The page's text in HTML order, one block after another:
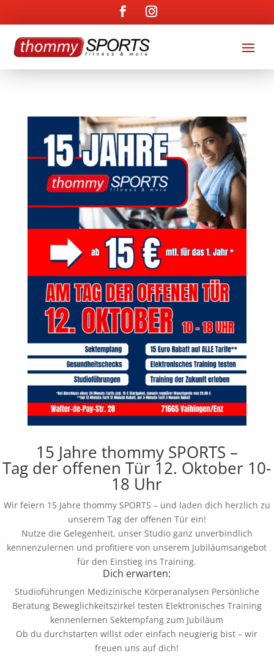
15 Jahre thommy SPORTS –
Tag der offenen Tür 12. Oktober 10-
18 Uhr
Wir feiern 15 Jahre thommy SPORTS – und laden dich herzlich zu
unserem Tag der offenen Tür ein!
Nutze die Gelegenheit, unser Studio ganz unverbindlich
kennenzulernen und profitiere von unserem Jubiläumsangebot
für den Einstieg ins Training.
Dich erwarten:
Studioführungen Medizinische Körperanalysen Persönliche
Beratung Beweglichkeitszirkel testen Elektronisches Training
kennenlernen Sektempfang zum Jubiläum
Ob du durchstarten willst oder einfach neugierig bist – wir
freuen uns auf dich!